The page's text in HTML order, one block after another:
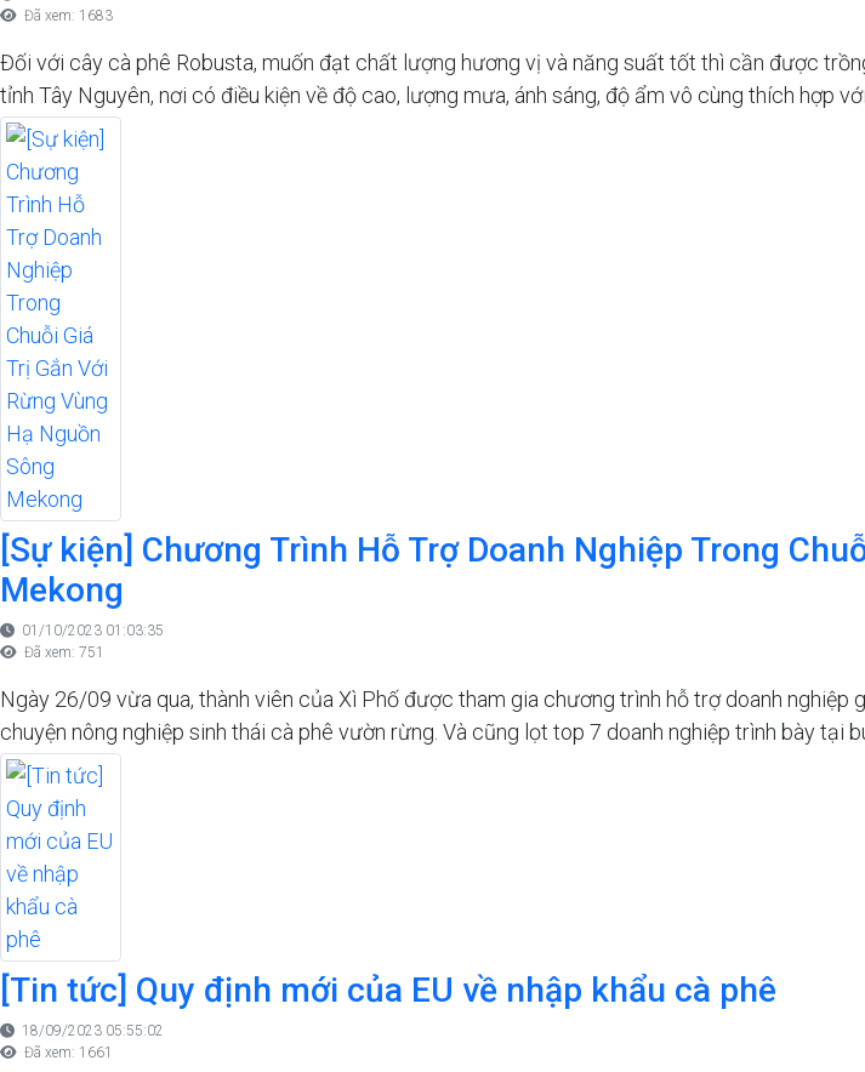
Đã xem: 1683
Đối với cây cà phê Robusta, muốn đạt chất lượng hương vị và năng suất tốt thì cần được
tỉnh Tây Nguyên, nơi có điều kiện về độ cao, lượng mưa, ánh sáng, độ ẩm vô cùng thích hợp
[Sự kiện] Chương Trình Hỗ Trợ Doanh Nghiệp Trong
Mekong
01/10/2023 01:03:35
Đã xem: 751
Ngày 26/09 vừa qua, thành viên của Xì Phố được tham gia chương trình hỗ trợ doanh
chuyện nông nghiệp sinh thái cà phê vườn rừng. Và cũng lọt top 7 doanh nghiệp trình bày tại
[Tin tức] Quy định mới của EU về nhập khẩu cà phê
18/09/2023 05:55:02
Đã xem: 1661